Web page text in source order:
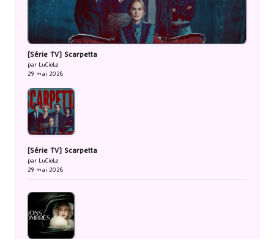
[Série TV] Scarpetta
par LuCioLe
29 mai 2026
[Série TV] Scarpetta
par LuCioLe
29 mai 2026